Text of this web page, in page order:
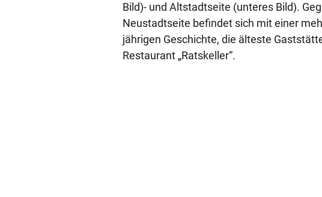
Bild)- und Altstadtseite (unteres Bild).
Neustadtseite befindet sich mit einer
jährigen Geschichte, die älteste
Restaurant „Ratskeller“.